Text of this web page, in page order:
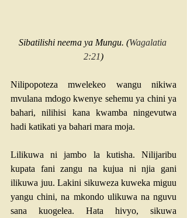
Sibatilishi neema ya Mungu. (Wagalatia
2:21)
Nilipopoteza mwelekeo wangu nikiwa
mvulana mdogo kwenye sehemu ya chini ya
bahari, nilihisi kana kwamba ningevutwa
hadi katikati ya bahari mara moja.
Lilikuwa ni jambo la kutisha. Nilijaribu
kupata fani zangu na kujua ni njia gani
ilikuwa juu. Lakini sikuweza kuweka miguu
yangu chini, na mkondo ulikuwa na nguvu
sana kuogelea. Hata hivyo, sikuwa